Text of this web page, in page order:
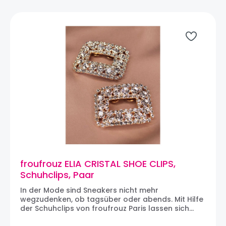
Clips werden paarweise geliefert. Maße: 2 x 1,5 cm
Über FROUFROUZ: Im Dezember 2015 in Paris ins
Leben gerufen ist Froufrouz die Marke für alle, die
Schuhe aufpeppen, aber auch das Outfit des
Tages personalisieren und die Basics neu erfinden
wollen. Und dann vor allem eine Marke für Frauen,
die von einer Frau gegründet wurde. Hinter
Froufrouz steht Delphine, Auge und Herz der
froufrouz ELIA CRISTAL SHOE CLIPS,
Schuhclips, Paar
In der Mode sind Sneakers nicht mehr
wegzudenken, ob tagsüber oder abends. Mit Hilfe
der Schuhclips von froufrouz Paris lassen sich